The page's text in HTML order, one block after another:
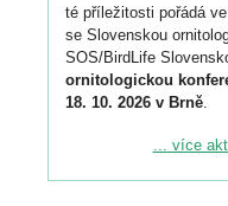
té příležitosti pořádá
se Slovenskou
SOS/BirdLife
ornitologickou
18. 10. 2026 v Brně.
Podrobnější informace
... více